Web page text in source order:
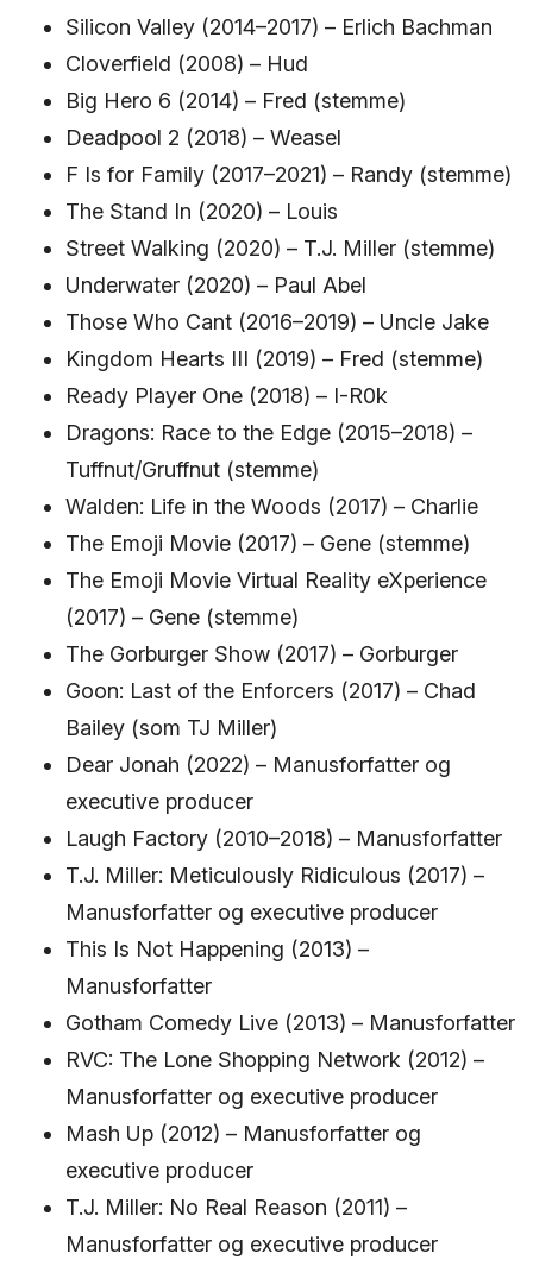
Silicon Valley (2014–2017) – Erlich Bachman
Cloverfield (2008) – Hud
Big Hero 6 (2014) – Fred (stemme)
Deadpool 2 (2018) – Weasel
F Is for Family (2017–2021) – Randy (stemme)
The Stand In (2020) – Louis
Street Walking (2020) – T.J. Miller (stemme)
Underwater (2020) – Paul Abel
Those Who Cant (2016–2019) – Uncle Jake
Kingdom Hearts III (2019) – Fred (stemme)
Ready Player One (2018) – I-R0k
Dragons: Race to the Edge (2015–2018) –
Tuffnut/Gruffnut (stemme)
Walden: Life in the Woods (2017) – Charlie
The Emoji Movie (2017) – Gene (stemme)
The Emoji Movie Virtual Reality eXperience
(2017) – Gene (stemme)
The Gorburger Show (2017) – Gorburger
Goon: Last of the Enforcers (2017) – Chad
Bailey (som TJ Miller)
Dear Jonah (2022) – Manusforfatter og
executive producer
Laugh Factory (2010–2018) – Manusforfatter
T.J. Miller: Meticulously Ridiculous (2017) –
Manusforfatter og executive producer
This Is Not Happening (2013) –
Manusforfatter
Gotham Comedy Live (2013) – Manusforfatter
RVC: The Lone Shopping Network (2012) –
Manusforfatter og executive producer
Mash Up (2012) – Manusforfatter og
executive producer
T.J. Miller: No Real Reason (2011) –
Manusforfatter og executive producer